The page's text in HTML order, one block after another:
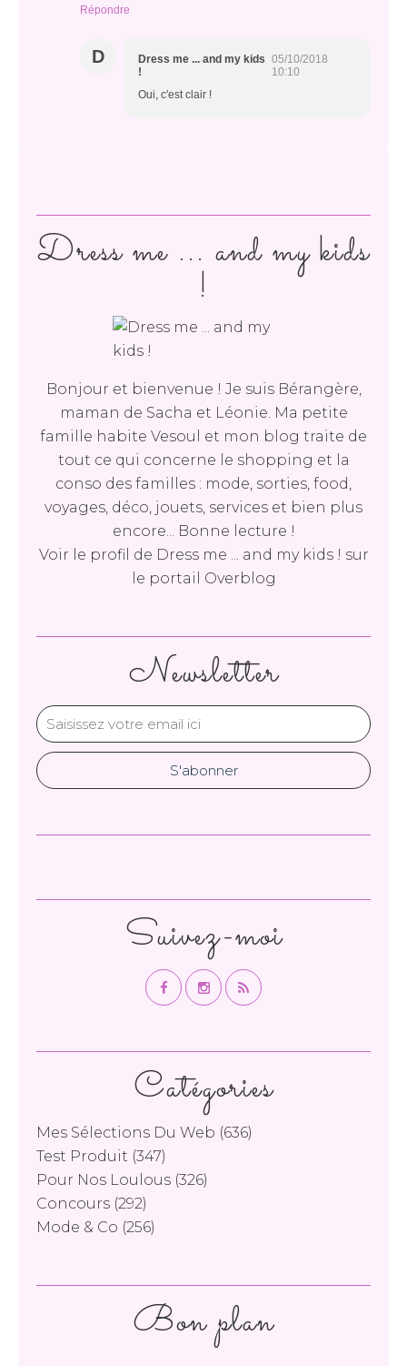
Répondre
D
Dress me ... and my kids
!
05/10/2018
10:10
Oui, c'est clair !
Newsletter
Catégories
Mes Sélections Du Web (636)
Test Produit (347)
Pour Nos Loulous (326)
Concours (292)
Mode & Co (256)
Dress me ... and my kids
!
Bonjour et bienvenue ! Je suis Bérangère,
maman de Sacha et Léonie. Ma petite
famille habite Vesoul et mon blog traite de
tout ce qui concerne le shopping et la
conso des familles : mode, sorties, food,
voyages, déco, jouets, services et bien plus
encore... Bonne lecture !
Voir le profil de Dress me ... and my kids ! sur
le portail Overblog
Suivez-moi
Bon plan